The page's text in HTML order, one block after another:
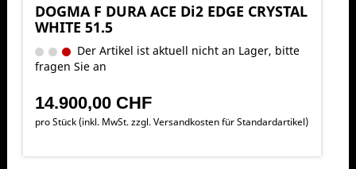
DOGMA F DURA ACE Di2 EDGE CRYSTAL
WHITE 51.5
Der Artikel ist aktuell nicht an Lager, bitte
fragen Sie an
14.900,00 CHF
pro Stück (inkl. MwSt. zzgl.Versandkosten für Standardartikel)